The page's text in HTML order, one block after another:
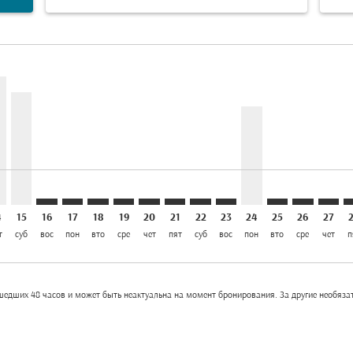
15
суб
16
вос
17
пон
18
вто
BKK–CDG: cmp-view-offers-disclaimer.
19
сре
BKK–CDG: cmp-view-offers-
20
чет
BKK–CDG: cmp-view-offers-
21
пят
BKK–CDG: cmp-view-
22
суб
BKK–CDG: cmp-
23
вос
BKK–CDG, 24/08/
24
пон
BKK–CDG:
25
вто
26
сре
27
чет
48 часов и может быть неактуальна на момент бронирования. За другие